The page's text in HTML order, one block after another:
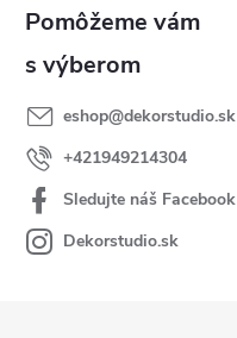
eshop@dekorstudio.sk
+421949214304
Sledujte náš Facebook
Dekorstudio.sk